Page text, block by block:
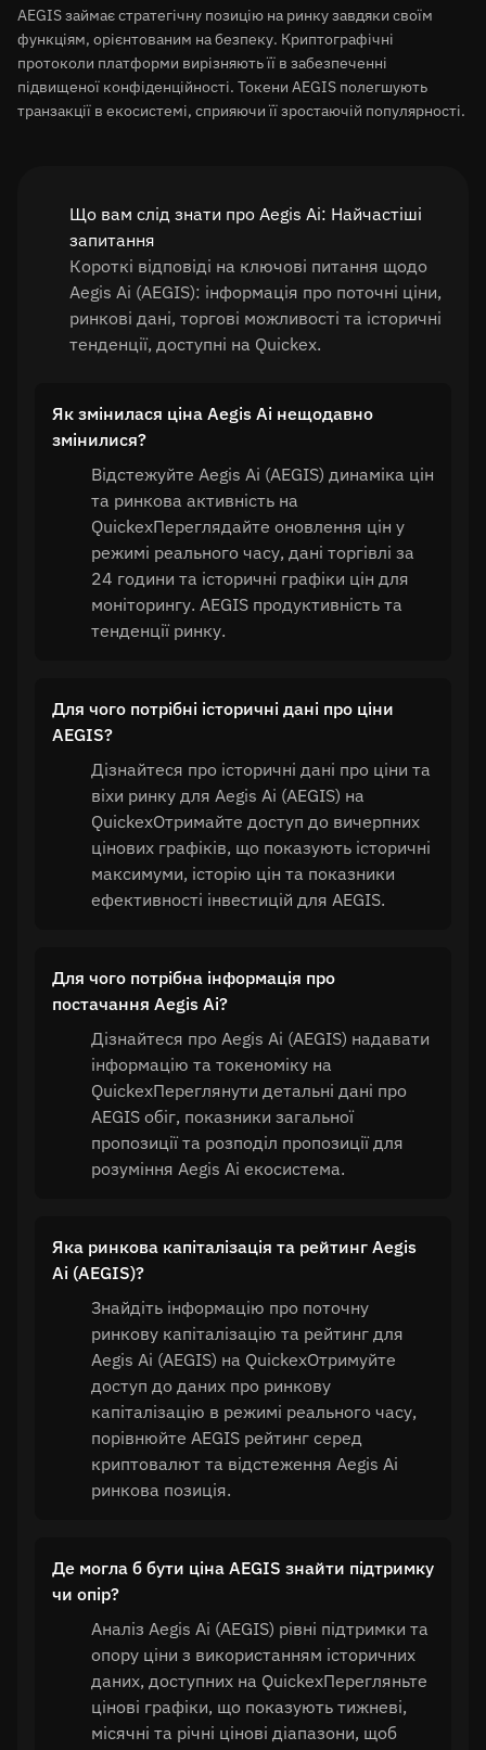
AEGIS займає стратегічну позицію на ринку завдяки своїм
функціям, орієнтованим на безпеку. Криптографічні
протоколи платформи вирізняють її в забезпеченні
підвищеної конфіденційності. Токени AEGIS полегшують
транзакції в екосистемі, сприяючи її зростаючій популярності.
Що вам слід знати про Aegis Ai: Найчастіші
запитання
Короткі відповіді на ключові питання щодо
Aegis Ai (AEGIS): інформація про поточні ціни,
ринкові дані, торгові можливості та історичні
тенденції, доступні на Quickex.
Як змінилася ціна Aegis Ai нещодавно
змінилися?
Відстежуйте Aegis Ai (AEGIS) динаміка цін
та ринкова активність на
QuickexПереглядайте оновлення цін у
режимі реального часу, дані торгівлі за
24 години та історичні графіки цін для
моніторингу. AEGIS продуктивність та
тенденції ринку.
Для чого потрібні історичні дані про ціни
AEGIS?
Дізнайтеся про історичні дані про ціни та
віхи ринку для Aegis Ai (AEGIS) на
QuickexОтримайте доступ до вичерпних
цінових графіків, що показують історичні
максимуми, історію цін та показники
ефективності інвестицій для AEGIS.
Для чого потрібна інформація про
постачання Aegis Ai?
Дізнайтеся про Aegis Ai (AEGIS) надавати
інформацію та токеноміку на
QuickexПереглянути детальні дані про
AEGIS обіг, показники загальної
пропозиції та розподіл пропозиції для
розуміння Aegis Ai екосистема.
Яка ринкова капіталізація та рейтинг Aegis
Ai (AEGIS)?
Знайдіть інформацію про поточну
ринкову капіталізацію та рейтинг для
Aegis Ai (AEGIS) на QuickexОтримуйте
доступ до даних про ринкову
капіталізацію в режимі реального часу,
порівнюйте AEGIS рейтинг серед
криптовалют та відстеження Aegis Ai
ринкова позиція.
Де могла б бути ціна AEGIS знайти підтримку
чи опір?
Аналіз Aegis Ai (AEGIS) рівні підтримки та
опору ціни з використанням історичних
даних, доступних на QuickexПерегляньте
цінові графіки, що показують тижневі,
місячні та річні цінові діапазони, щоб